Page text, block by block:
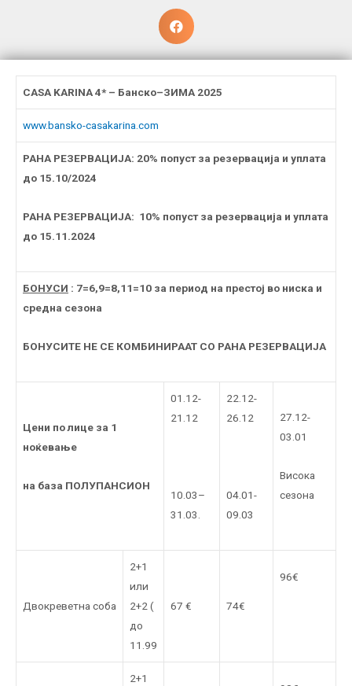
CASA KARINA 4* – Банско–ЗИМА 2025
www.bansko-casakarina.com
РАНА РЕЗЕРВАЦИЈА: 20% попуст за резервација и уплата
до 15.10/2024
РАНА РЕЗЕРВАЦИЈА: 10% попуст за резервација и уплата
до 15.11.2024
БОНУСИ : 7=6,9=8,11=10 за период на престој во ниска и
средна сезона
БОНУСИТЕ НЕ СЕ КОМБИНИРААТ СО РАНА РЕЗЕРВАЦИЈА
Цени по лице за 1
ноќевање
на база ПОЛУПАНСИОН
01.12-
21.12
10.03–
31.03.
22.12-
26.12
04.01-
09.03
27.12-
03.01
Висока
сезона
Двокреветна соба
2+1
или
2+2 (
до
11.99
67 € 74€
96€
2+1